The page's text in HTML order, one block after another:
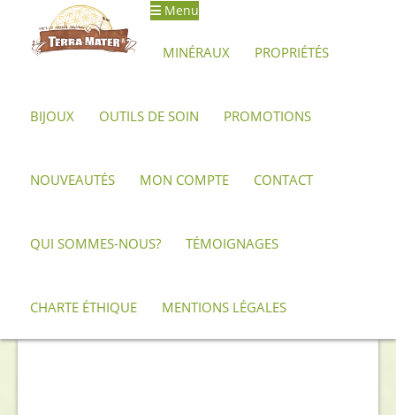
Aller
Aller
au
Menu
MINÉRAUX PROPRIÉTÉS
BIJOUX OUTILS DE SOIN PROMOTIONS
NOUVEAUTÉS MON COMPTE CONTACT
QUI SOMMES-NOUS? TÉMOIGNAGES
CHARTE ÉTHIQUE MENTIONS LÉGALES
Accueil Archives Tourmaline Noire Biterminée brute 516 g